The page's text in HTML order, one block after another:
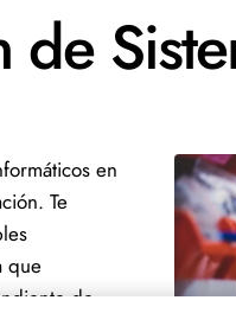
en
Te
que
de